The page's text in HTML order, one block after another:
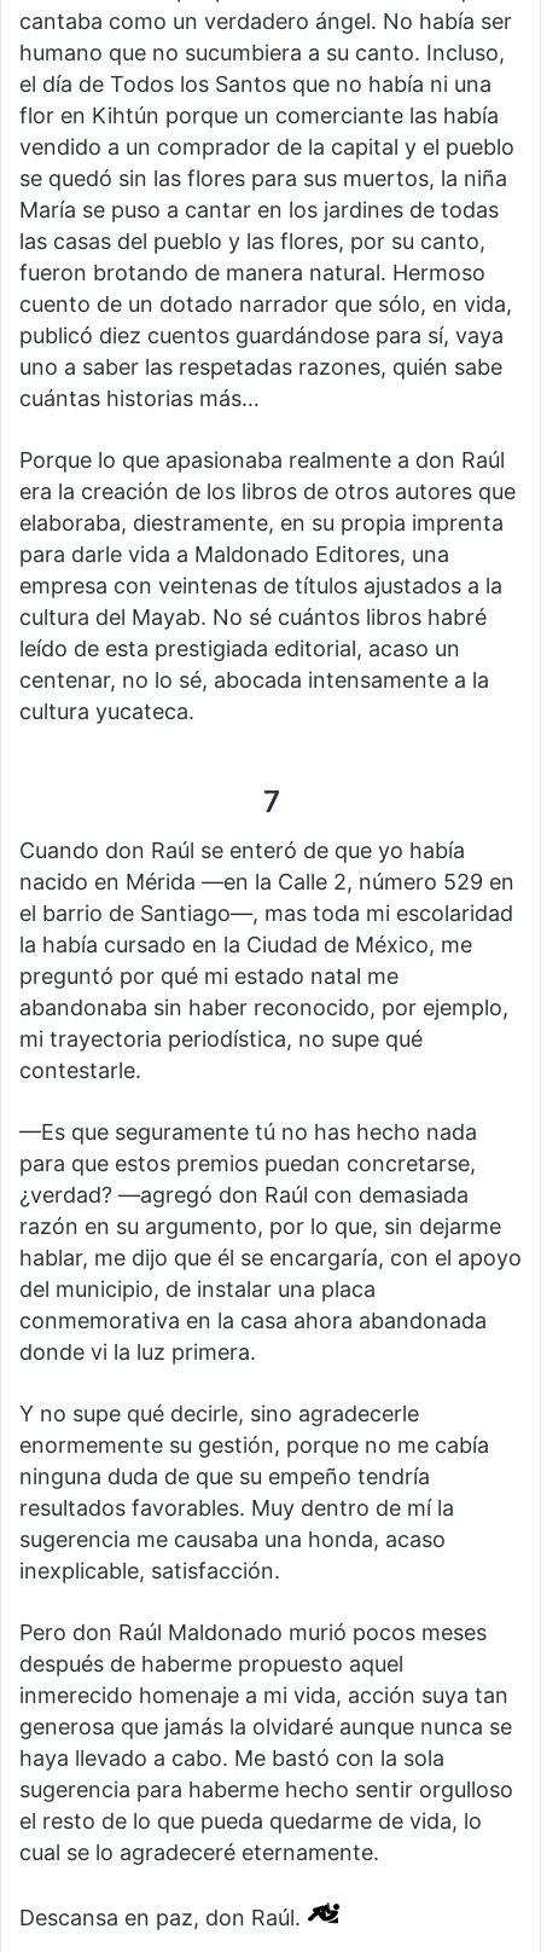
cantaba como un verdadero ángel. No había ser
humano que no sucumbiera a su canto. Incluso,
el día de Todos los Santos que no había ni una
flor en Kihtún porque un comerciante las había
vendido a un comprador de la capital y el pueblo
se quedó sin las flores para sus muertos, la niña
María se puso a cantar en los jardines de todas
las casas del pueblo y las flores, por su canto,
fueron brotando de manera natural. Hermoso
cuento de un dotado narrador que sólo, en vida,
publicó diez cuentos guardándose para sí, vaya
uno a saber las respetadas razones, quién sabe
cuántas historias más…
Porque lo que apasionaba realmente a don Raúl
era la creación de los libros de otros autores que
elaboraba, diestramente, en su propia imprenta
para darle vida a Maldonado Editores, una
empresa con veintenas de títulos ajustados a la
cultura del Mayab. No sé cuántos libros habré
leído de esta prestigiada editorial, acaso un
centenar, no lo sé, abocada intensamente a la
cultura yucateca.
7
Cuando don Raúl se enteró de que yo había
nacido en Mérida —en la Calle 2, número 529 en
el barrio de Santiago—, mas toda mi escolaridad
la había cursado en la Ciudad de México, me
preguntó por qué mi estado natal me
abandonaba sin haber reconocido, por ejemplo,
mi trayectoria periodística, no supe qué
contestarle.
—Es que seguramente tú no has hecho nada
para que estos premios puedan concretarse,
¿verdad? —agregó don Raúl con demasiada
razón en su argumento, por lo que, sin dejarme
hablar, me dijo que él se encargaría, con el apoyo
del municipio, de instalar una placa
conmemorativa en la casa ahora abandonada
donde vi la luz primera.
Y no supe qué decirle, sino agradecerle
enormemente su gestión, porque no me cabía
ninguna duda de que su empeño tendría
resultados favorables. Muy dentro de mí la
sugerencia me causaba una honda, acaso
inexplicable, satisfacción.
Pero don Raúl Maldonado murió pocos meses
después de haberme propuesto aquel
inmerecido homenaje a mi vida, acción suya tan
generosa que jamás la olvidaré aunque nunca se
haya llevado a cabo. Me bastó con la sola
sugerencia para haberme hecho sentir orgulloso
el resto de lo que pueda quedarme de vida, lo
cual se lo agradeceré eternamente.
Descansa en paz, don Raúl.